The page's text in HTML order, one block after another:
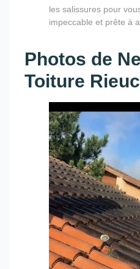
les salissures pour
impeccable et prête à
Photos de
Toiture